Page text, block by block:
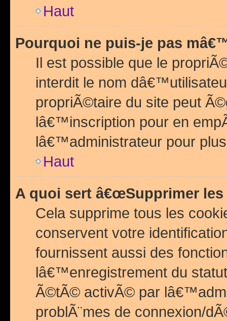
Haut
Pourquoi ne puis-je pas
Il est possible que le
interdit le nom
propriÃ©taire du site peut
lâ€™inscription pour en
lâ€™administrateur pour
Haut
A quoi sert â€œSupprimer les
Cela supprime tous les
conservent votre
fournissent aussi des
lâ€™enregistrement du
Ã©tÃ© activÃ© par
problÃ¨mes de connexion/